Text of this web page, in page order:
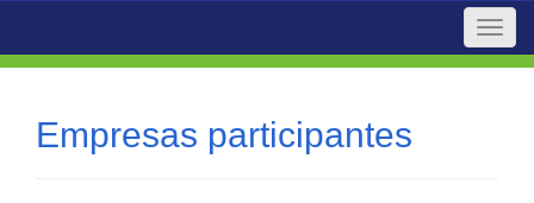
Toggle
Empresas participantes